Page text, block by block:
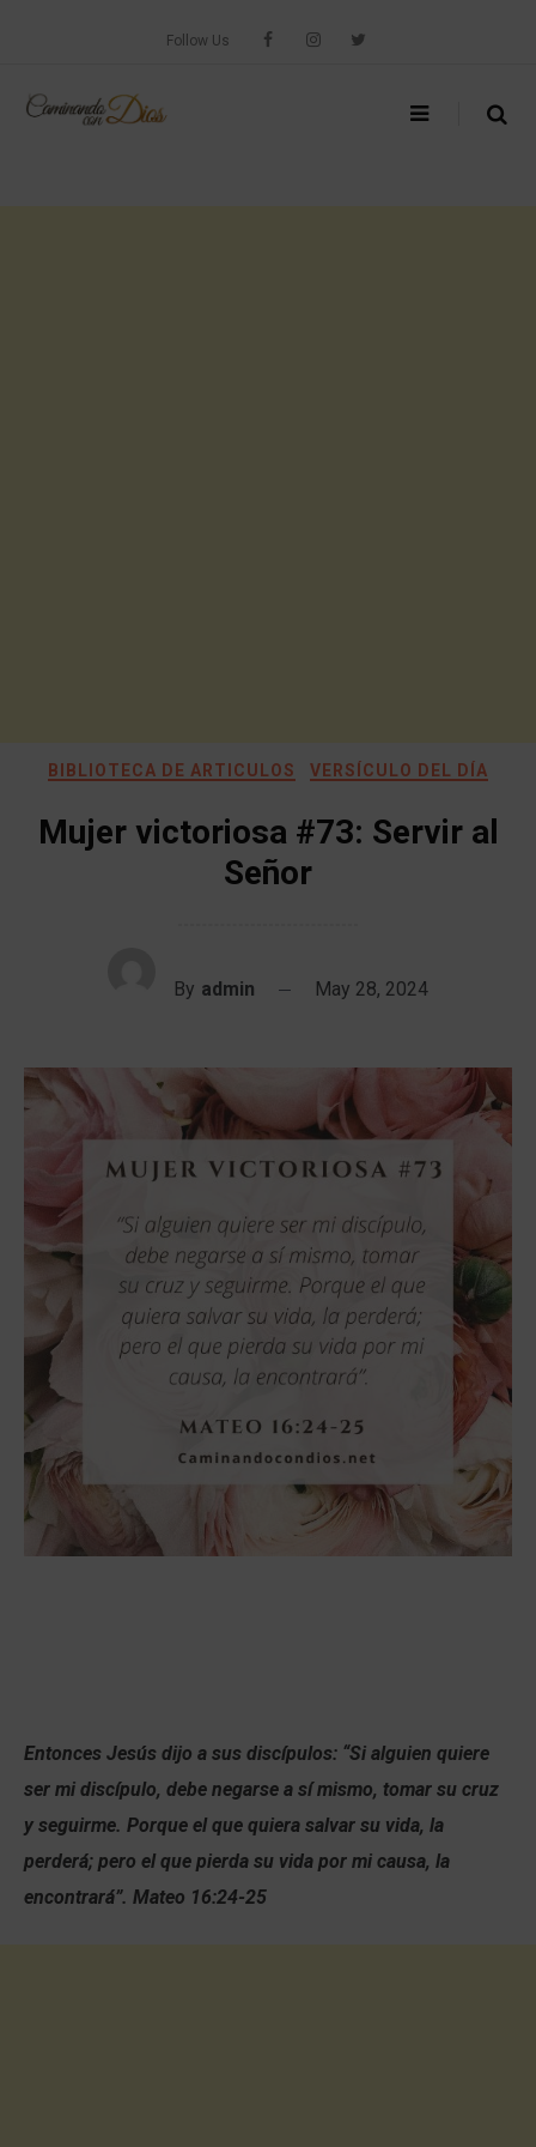
Follow Us
BIBLIOTECA DE ARTICULOS VERSÍCULO DEL DÍA
Mujer victoriosa #73: Servir al
Señor
By admin May 28, 2024
Entonces Jesús dijo a sus discípulos: “Si alguien quiere
ser mi discípulo, debe negarse a sí mismo, tomar su cruz
y seguirme. Porque el que quiera salvar su vida, la
perderá; pero el que pierda su vida por mi causa, la
encontrará”. Mateo 16:24-25